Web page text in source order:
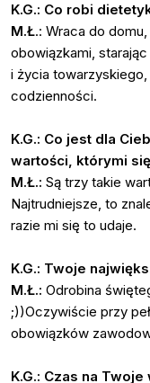
K.G.: Co robi
M.Ł.: Wraca do
obowiązkami,
i życia
codzienności.
K.G.: Co jest dla
wartości, którymi
M.Ł.: Są trzy takie
Najtrudniejsze, to
razie mi się to udaje.
K.G.: Twoje
M.Ł.: Odrobina
;))Oczywiście przy
obowiązków
K.G.: Czas na